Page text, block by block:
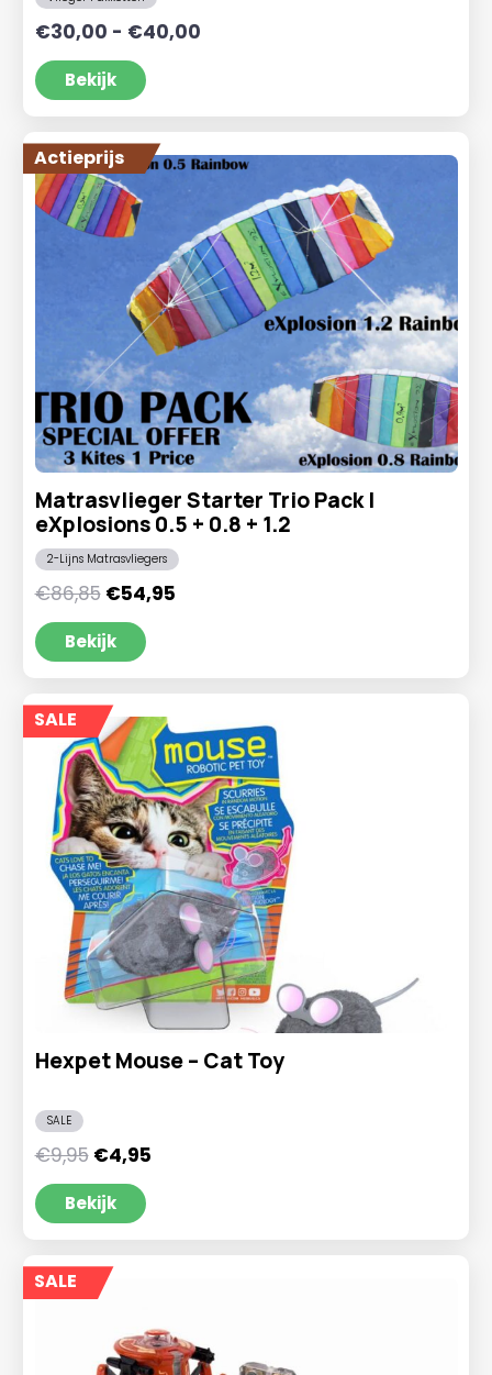
€30,00 - €40,00Prijsklasse:
Bekijk
Actieprijs
Matrasvlieger Starter Trio Pack |
eXplosions 0.5 + 0.8 + 1.2
2-Lijns Matrasvliegers
€86,85 Oorspronkelijke
prijs
was:
€86,85.
€54,95Huidige
Bekijk
SALE
Hexpet Mouse – Cat Toy
SALE
€9,95 Oorspronkelijke
prijs
was:
€9,95.
€4,95Huidige
Bekijk
SALE